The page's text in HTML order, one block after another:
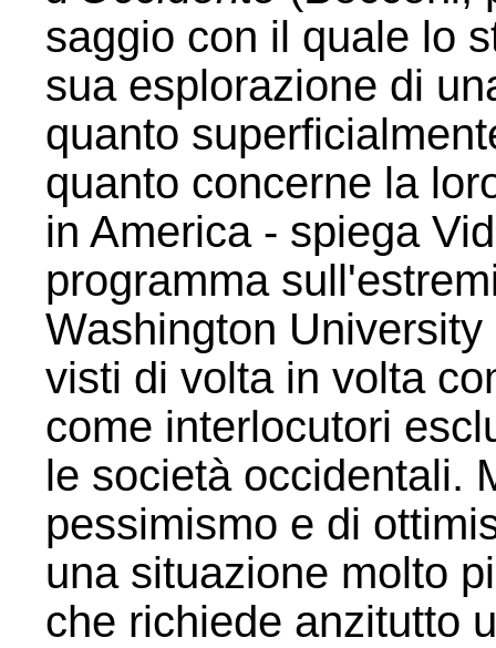
saggio con il quale lo
sua esplorazione di
quanto
quanto concerne la
in America - spiega
programma
Washington
visti di volta in volta
come interlocutori
le società occidentali.
pessimismo e di
una situazione molto
che richiede anzitutto